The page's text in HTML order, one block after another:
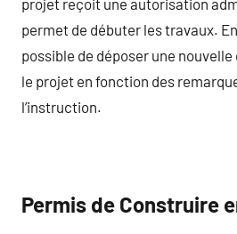
permet de débuter les travaux.
possible de déposer une
le projet en fonction des
l’instruction.
Permis de Construire